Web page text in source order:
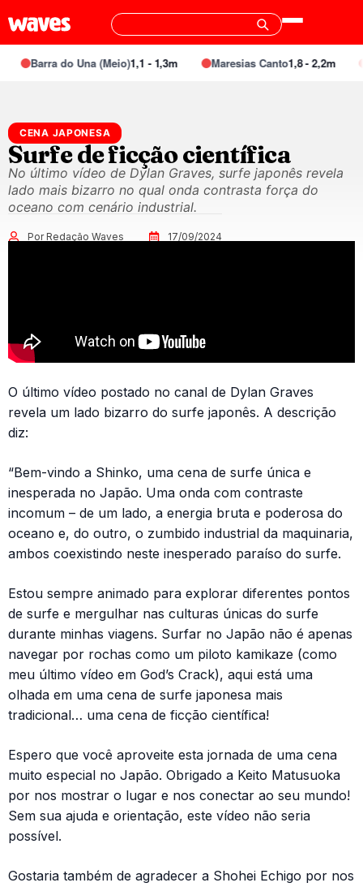
Barra do Una (Meio)1,1 - 1,3m Maresias Canto1,8 - 2,2m
CENA JAPONESA
Surfe de ficção científica
No último vídeo de Dylan Graves, surfe japonês revela
lado mais bizarro no qual onda contrasta força do
oceano com cenário industrial.
Por Redação Waves 17/09/2024
O último vídeo postado no canal de Dylan Graves
revela um lado bizarro do surfe japonês. A descrição
diz:
“Bem-vindo a Shinko, uma cena de surfe única e
inesperada no Japão. Uma onda com contraste
incomum – de um lado, a energia bruta e poderosa do
oceano e, do outro, o zumbido industrial da maquinaria,
ambos coexistindo neste inesperado paraíso do surfe.
Estou sempre animado para explorar diferentes pontos
de surfe e mergulhar nas culturas únicas do surfe
durante minhas viagens. Surfar no Japão não é apenas
navegar por rochas como um piloto kamikaze (como
meu último vídeo em God’s Crack), aqui está uma
olhada em uma cena de surfe japonesa mais
tradicional… uma cena de ficção científica!
Espero que você aproveite esta jornada de uma cena
muito especial no Japão. Obrigado a Keito Matusuoka
por nos mostrar o lugar e nos conectar ao seu mundo!
Sem sua ajuda e orientação, este vídeo não seria
possível.
Gostaria também de agradecer a Shohei Echigo por nos